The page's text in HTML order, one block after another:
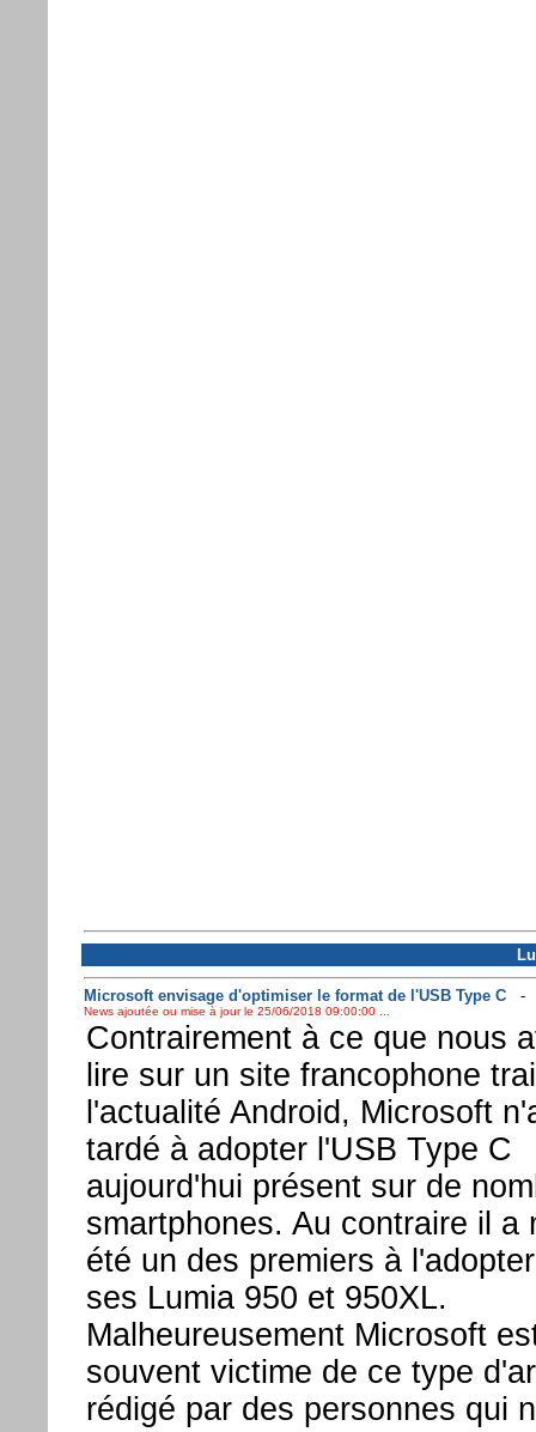
Microsoft envisage d'optimiser le format de l'USB Type C
News ajoutée ou mise à jour le 25/06/2018 09:00:00 ...
Contrairement à ce que nous
lire sur un site francophone
l'actualité Android, Microsoft
tardé à adopter l'USB Type C
aujourd'hui présent sur de
smartphones. Au contraire il a
été un des premiers à
ses Lumia 950 et 950XL.
Malheureusement Microsoft
souvent victime de ce type
rédigé par des personnes qui